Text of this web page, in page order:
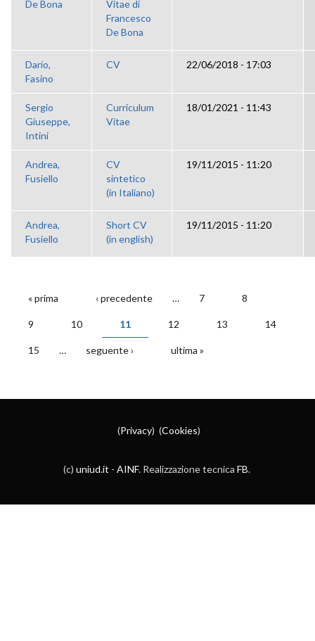
De Bona
Vitae di
Francesco
De Bona
Dario,
Fasino
CV 22/06/2018 - 17:03
Sergio
Giuseppe,
Intini
Curriculum
Vitae
18/01/2021 - 11:43
Andrea,
Fusiello
CV
sintetico
(in Italiano)
19/11/2015 - 11:20
Andrea,
Fusiello
Short CV
(in english)
19/11/2015 - 11:20
PAGINE
« prima ‹ precedente … 7 8
9 10 11 12 13 14
15 … seguente › ultima »
(Privacy) (Cookies)
(c) uniud.it - AINF. Realizzazione tecnica FB.